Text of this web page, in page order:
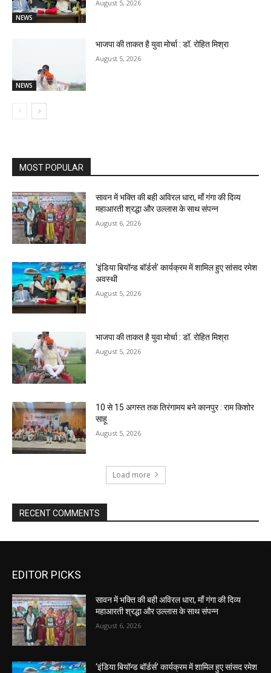
NEWS
August 5, 2026
NEWS
भाजपा की ताकत है युवा मोर्चा : डॉ. रोहित मिश्रा
August 5, 2026
MOST POPULAR
सावन में भक्ति की बही अविरल धारा, माँ गंगा की दिव्य
महाआरती श्रद्धा और उल्लास के साथ संपन्न
August 6, 2026
‘इंडिया बियॉन्ड बॉर्डर्स’ कार्यक्रम में शामिल हुए सांसद रमेश
अवस्थी
August 5, 2026
भाजपा की ताकत है युवा मोर्चा : डॉ. रोहित मिश्रा
August 5, 2026
10 से 15 अगस्त तक तिरंगामय बने कानपुर : राम किशोर
साहू
August 5, 2026
Load more
RECENT COMMENTS
EDITOR PICKS
सावन में भक्ति की बही अविरल धारा, माँ गंगा की दिव्य
महाआरती श्रद्धा और उल्लास के साथ संपन्न
August 6, 2026
‘इंडिया बियॉन्ड बॉर्डर्स’ कार्यक्रम में शामिल हुए सांसद रमेश